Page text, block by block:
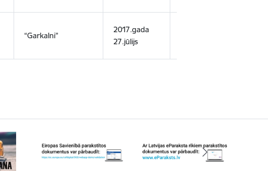
“Garkalni”
2017.gada
27.jūlijs